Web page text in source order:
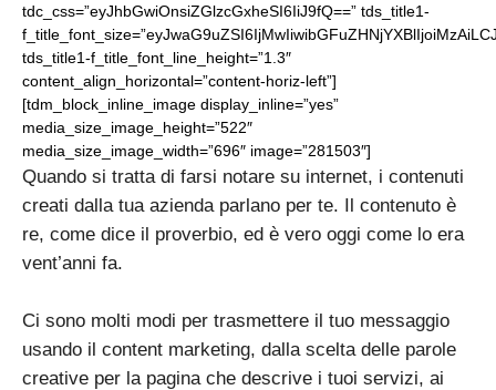
tdc_css=”eyJhbGwiOnsiZGlzcGxheSI6IiJ9fQ==” tds_title1-
tds_title1-f_title_font_line_height=”1.3″
content_align_horizontal=”content-horiz-left”]
[tdm_block_inline_image display_inline=”yes”
media_size_image_height=”522″
media_size_image_width=”696″ image=”281503″]
Quando si tratta di farsi notare su internet, i contenuti
creati dalla tua azienda parlano per te. Il contenuto è
re, come dice il proverbio, ed è vero oggi come lo era
vent’anni fa.
Ci sono molti modi per trasmettere il tuo messaggio
usando il content marketing, dalla scelta delle parole
creative per la pagina che descrive i tuoi servizi, ai